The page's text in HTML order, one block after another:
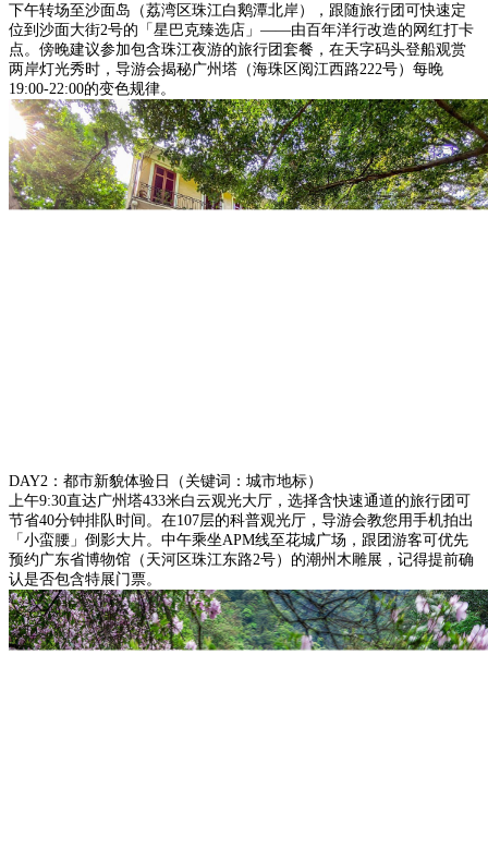
下午转场至沙面岛（荔湾区珠江白鹅潭北岸），跟随旅行团可快速定
位到沙面大街2号的「星巴克臻选店」——由百年洋行改造的网红打卡
点。傍晚建议参加包含珠江夜游的旅行团套餐，在天字码头登船观赏
两岸灯光秀时，导游会揭秘广州塔（海珠区阅江西路222号）每晚
19:00-22:00的变色规律。
DAY2：都市新貌体验日（关键词：城市地标）
上午9:30直达广州塔433米白云观光大厅，选择含快速通道的旅行团可
节省40分钟排队时间。在107层的科普观光厅，导游会教您用手机拍出
「小蛮腰」倒影大片。中午乘坐APM线至花城广场，跟团游客可优先
预约广东省博物馆（天河区珠江东路2号）的潮州木雕展，记得提前确
认是否包含特展门票。